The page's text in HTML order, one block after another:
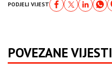
PODJELI VIJEST
POVEZANE VIJESTI